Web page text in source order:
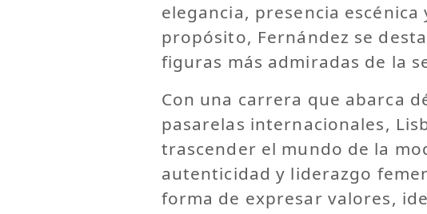
elegancia, presencia
propósito, Fernández se
figuras más admiradas de la
Con una carrera que abarca
pasarelas internacionales,
trascender el mundo de la
autenticidad y liderazgo
forma de expresar valores,